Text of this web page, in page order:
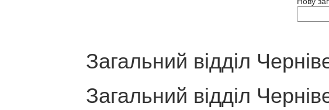
Загальний відділ
Загальний відділ